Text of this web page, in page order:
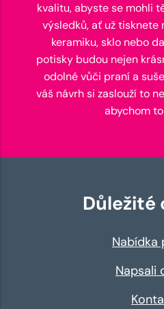
kvalitu, abyste se mohli
výsledků, ať už tisknete
keramiku, sklo nebo
potisky budou nejen
odolné vůči praní a
váš návrh si zaslouží to
abychom
Důležité
Nabídka
Napsali